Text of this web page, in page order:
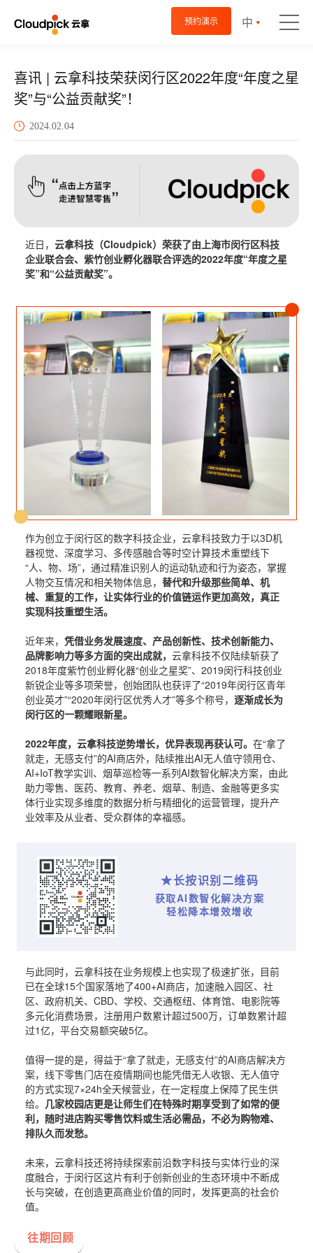
预约演示 中
喜讯 | 云拿科技荣获闵行区2022年度“年度之星
奖”与“公益贡献奖”！
2024.02.04
近日， 云拿科技（Cloudpick）荣获了由上海市闵行区科技
企业联合会、紫竹创业孵化器联合评选的2022年度“年度之星
奖”和“公益贡献奖”。
作为创立于闵行区的数字科技企业，云拿科技致力于以3D机
器视觉、深度学习、多传感融合等时空计算技术重塑线下
“人、物、场”，通过精准识别人的运动轨迹和行为姿态，掌握
人物交互情况和相关物体信息， 替代和升级那些简单、机
械、重复的工作，让实体行业的价值链运作更加高效，真正
实现科技重塑生活。
近年来， 凭借业务发展速度、产品创新性、技术创新能力、
品牌影响力等多方面的突出成就， 云拿科技不仅陆续斩获了
2018年度紫竹创业孵化器“创业之星奖”、2019闵行科技创业
新锐企业等多项荣誉，创始团队也获评了“2019年闵行区青年
创业英才”“2020年闵行区优秀人才”等多个称号， 逐渐成长为
闵行区的一颗耀眼新星。
2022年度，云拿科技逆势增长，优异表现再获认可。 在“拿了
就走，无感支付”的AI商店外，陆续推出AI无人值守领用仓、
AI+IoT教学实训、烟草巡检等一系列AI数智化解决方案，由此
助力零售、医药、教育、养老、烟草、制造、金融等更多实
体行业实现多维度的数据分析与精细化的运营管理，提升产
业效率及从业者、受众群体的幸福感。
★长按识别二维码
获取AI数智化解决方案
轻松降本增效增收
与此同时，云拿科技在业务规模上也实现了极速扩张，目前
已在全球15个国家落地了400+AI商店，加速融入园区、社
区、政府机关、CBD、学校、交通枢纽、体育馆、电影院等
多元化消费场景，注册用户数累计超过500万，订单数累计超
过1亿，平台交易额突破5亿。
值得一提的是，得益于“拿了就走，无感支付”的AI商店解决方
案，线下零售门店在疫情期间也能凭借无人收银、无人值守
的方式实现7×24h全天候营业，在一定程度上保障了民生供
给。 几家校园店更是让师生们在特殊时期享受到了如常的便
利，随时进店购买零售饮料或生活必需品，不必为购物难、
排队久而发愁。
未来，云拿科技还将持续探索前沿数字科技与实体行业的深
度融合，于闵行区这片有利于创新创业的生态环境中不断成
长与突破，在创造更高商业价值的同时，发挥更高的社会价
值。
往期回顾